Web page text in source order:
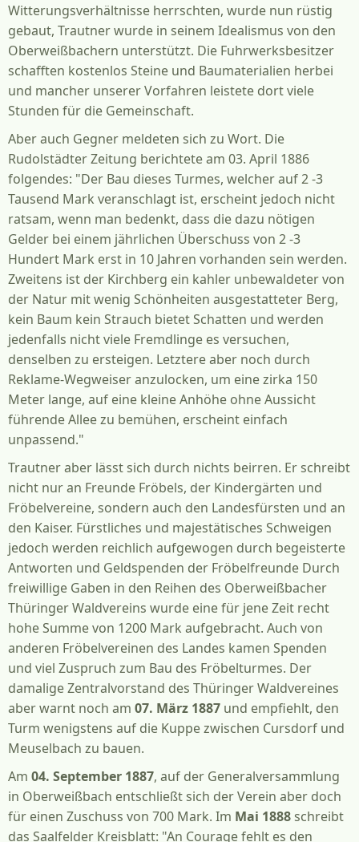
Witterungsverhältnisse herrschten, wurde nun rüstig
gebaut, Trautner wurde in seinem Idealismus von den
Oberweißbachern unterstützt. Die Fuhrwerksbesitzer
schafften kostenlos Steine und Baumaterialien herbei
und mancher unserer Vorfahren leistete dort viele
Stunden für die Gemeinschaft.
Aber auch Gegner meldeten sich zu Wort. Die
Rudolstädter Zeitung berichtete am 03. April 1886
folgendes: "Der Bau dieses Turmes, welcher auf 2 -3
Tausend Mark veranschlagt ist, erscheint jedoch nicht
ratsam, wenn man bedenkt, dass die dazu nötigen
Gelder bei einem jährlichen Überschuss von 2 -3
Hundert Mark erst in 10 Jahren vorhanden sein werden.
Zweitens ist der Kirchberg ein kahler unbewaldeter von
der Natur mit wenig Schönheiten ausgestatteter Berg,
kein Baum kein Strauch bietet Schatten und werden
jedenfalls nicht viele Fremdlinge es versuchen,
denselben zu ersteigen. Letztere aber noch durch
Reklame-Wegweiser anzulocken, um eine zirka 150
Meter lange, auf eine kleine Anhöhe ohne Aussicht
führende Allee zu bemühen, erscheint einfach
unpassend."
Trautner aber lässt sich durch nichts beirren. Er schreibt
nicht nur an Freunde Fröbels, der Kindergärten und
Fröbelvereine, sondern auch den Landesfürsten und an
den Kaiser. Fürstliches und majestätisches Schweigen
jedoch werden reichlich aufgewogen durch begeisterte
Antworten und Geldspenden der Fröbelfreunde Durch
freiwillige Gaben in den Reihen des Oberweißbacher
Thüringer Waldvereins wurde eine für jene Zeit recht
hohe Summe von 1200 Mark aufgebracht. Auch von
anderen Fröbelvereinen des Landes kamen Spenden
und viel Zuspruch zum Bau des Fröbelturmes. Der
damalige Zentralvorstand des Thüringer Waldvereines
aber warnt noch am 07. März 1887 und empfiehlt, den
Turm wenigstens auf die Kuppe zwischen Cursdorf und
Meuselbach zu bauen.
Am 04. September 1887, auf der Generalversammlung
in Oberweißbach entschließt sich der Verein aber doch
für einen Zuschuss von 700 Mark. Im Mai 1888schreibt
das Saalfelder Kreisblatt: "An Courage fehlt es den